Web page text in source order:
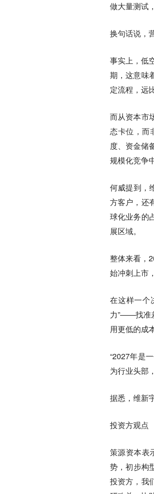
做大量测试
换句话说，
事实上，低
期，这意味
定流程，远
而从资本市
态卡位，而
度、资金储
规模化竞争
何威提到，
方客户，还
球化业务的
展区域。
整体来看，
始冲刺上市
在这样一个
力”——找准
用更低的成
“2027年是
为行业头部
据悉，维新
投资方观点
策源资本表
势，初步构
投资方，我